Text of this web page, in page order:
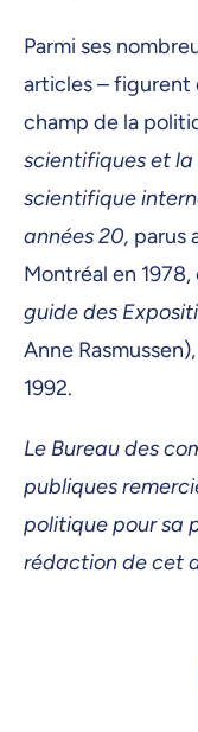
Parmi ses
articles – figurent
champ de la
scientifiques et
scientifique
années 20, parus
Montréal en 1978,
guide des
Anne
1992.
Le Bureau des
publiques
politique pour sa
rédaction de cet